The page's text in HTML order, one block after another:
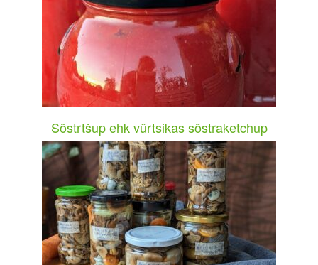
Sõstrtšup ehk vürtsikas sõstraketchup